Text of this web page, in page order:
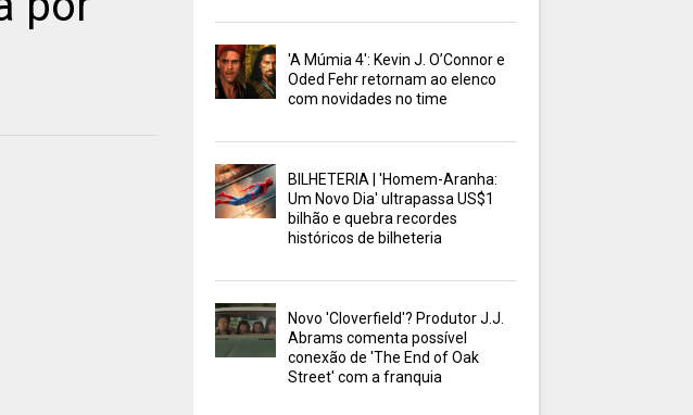
'A Múmia 4': Kevin J. O’Connor e
Oded Fehr retornam ao elenco
com novidades no time
BILHETERIA | 'Homem-Aranha:
Um Novo Dia' ultrapassa US$1
bilhão e quebra recordes
históricos de bilheteria
Novo 'Cloverfield'? Produtor J.J.
Abrams comenta possível
conexão de 'The End of Oak
Street' com a franquia